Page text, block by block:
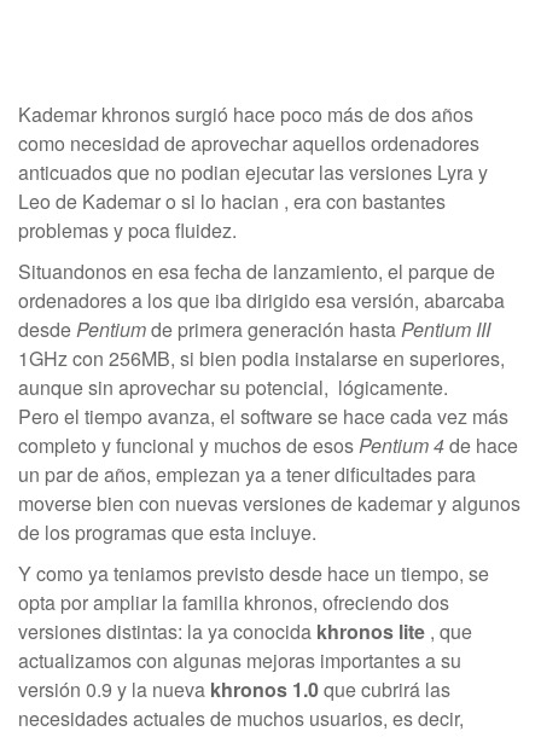
Kademar khronos surgió hace poco más de dos años
como necesidad de aprovechar aquellos ordenadores
anticuados que no podian ejecutar las versiones Lyra y
Leo de Kademar o si lo hacian , era con bastantes
problemas y poca fluidez.
Situandonos en esa fecha de lanzamiento, el parque de
ordenadores a los que iba dirigido esa versión, abarcaba
desdePentiumde primera generación hastaPentium III
1GHz con 256MB, si bien podia instalarse en superiores,
aunque sin aprovechar su potencial, lógicamente.
Pero el tiempo avanza, el software se hace cada vez más
completo y funcional y muchos de esosPentium 4de hace
un par de años, empiezan ya a tener dificultades para
moverse bien con nuevas versiones de kademar y algunos
de los programas que esta incluye.
Y como ya teniamos previsto desde hace un tiempo, se
opta por ampliar la familia khronos, ofreciendo dos
versiones distintas: la ya conocida khronos lite , que
actualizamos con algunas mejoras importantes a su
versión 0.9 y la nueva khronos 1.0que cubrirá las
necesidades actuales de muchos usuarios, es decir,